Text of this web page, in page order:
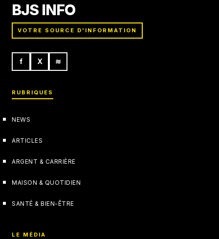
BJS INFO
VOTRE SOURCE D'INFORMATION
f X ≋
RUBRIQUES
NEWS
ARTICLES
ARGENT & CARRIÈRE
MAISON & QUOTIDIEN
SANTÉ & BIEN-ÊTRE
LE MÉDIA